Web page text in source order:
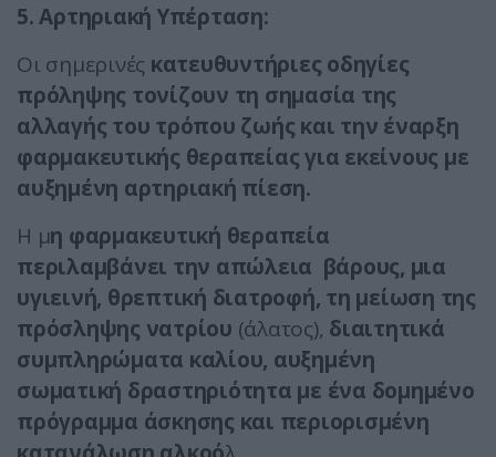
5. Αρτηριακή Υπέρταση:
Οι σημερινές κατευθυντήριες οδηγίες
πρόληψης τονίζουν τη σημασία της
αλλαγής του τρόπου ζωής και την έναρξη
φαρμακευτικής θεραπείας για εκείνους με
αυξημένη αρτηριακή πίεση.
Η μη φαρμακευτική θεραπεία
περιλαμβάνει την απώλεια βάρους, μια
υγιεινή, θρεπτική διατροφή, τη μείωση της
πρόσληψης νατρίου (άλατος), διαιτητικά
συμπληρώματα καλίου, αυξημένη
σωματική δραστηριότητα με ένα δομημένο
πρόγραμμα άσκησης και περιορισμένη